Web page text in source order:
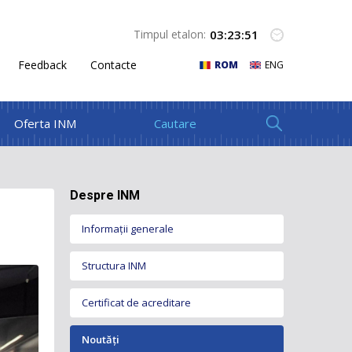
Timpul etalon: 03:23:52
Feedback Contacte ROM ENG
Oferta INM
Despre INM
Informații generale
Structura INM
Conducerea INM
Certificat de acreditare
Noutăți